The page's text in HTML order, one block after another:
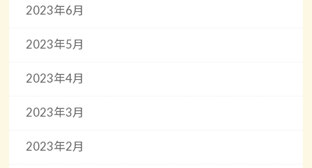
2023年6月
2023年5月
2023年4月
2023年3月
2023年2月